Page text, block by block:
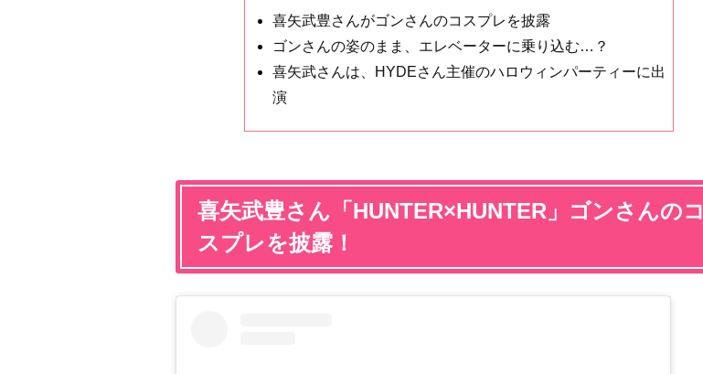
喜矢武豊さんがゴンさんのコスプレを披露
ゴンさんの姿のまま、エレベーターに乗り込む…？
喜矢武さんは、HYDEさん主催のハロウィンパーティーに出
演
喜矢武豊さん「HUNTER×HUNTER」ゴンさんのコ
スプレを披露！